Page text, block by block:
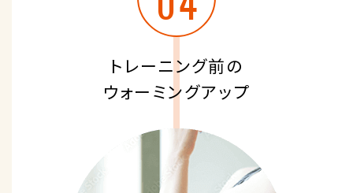
トレーニング前の
ウォーミングアップ